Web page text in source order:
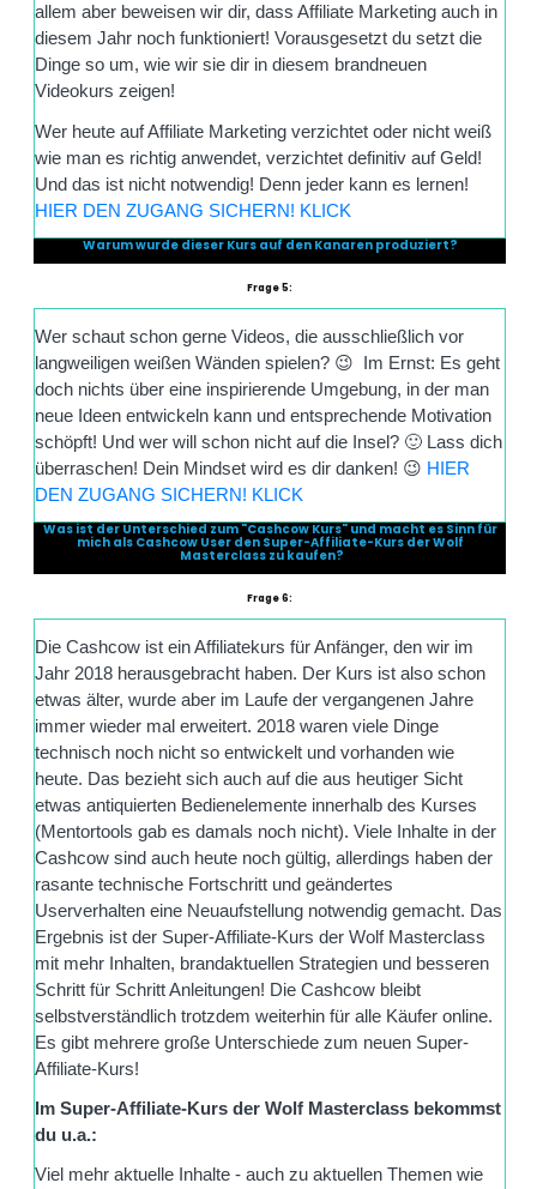
allem aber beweisen wir dir, dass Affiliate Marketing auch in
diesem Jahr noch funktioniert! Vorausgesetzt du setzt die
Dinge so um, wie wir sie dir in diesem brandneuen
Videokurs zeigen!
Wer heute auf Affiliate Marketing verzichtet oder nicht weiß
wie man es richtig anwendet, verzichtet definitiv auf Geld!
Und das ist nicht notwendig! Denn jeder kann es lernen!
HIER DEN ZUGANG SICHERN! KLICK
Warum wurde dieser Kurs auf den Kanaren produziert?
Frage 5:
Wer schaut schon gerne Videos, die ausschließlich vor
langweiligen weißen Wänden spielen? 😉 Im Ernst: Es geht
doch nichts über eine inspirierende Umgebung, in der man
neue Ideen entwickeln kann und entsprechende Motivation
schöpft! Und wer will schon nicht auf die Insel? 🙂 Lass dich
überraschen! Dein Mindset wird es dir danken! 😉 HIER
DEN ZUGANG SICHERN! KLICK
Was ist der Unterschied zum "Cashcow Kurs" und macht es Sinn für
mich als Cashcow User den Super-Affiliate-Kurs der Wolf
Masterclass zu kaufen?
Frage 6:
Die Cashcow ist ein Affiliatekurs für Anfänger, den wir im
Jahr 2018 herausgebracht haben. Der Kurs ist also schon
etwas älter, wurde aber im Laufe der vergangenen Jahre
immer wieder mal erweitert. 2018 waren viele Dinge
technisch noch nicht so entwickelt und vorhanden wie
heute. Das bezieht sich auch auf die aus heutiger Sicht
etwas antiquierten Bedienelemente innerhalb des Kurses
(Mentortools gab es damals noch nicht). Viele Inhalte in der
Cashcow sind auch heute noch gültig, allerdings haben der
rasante technische Fortschritt und geändertes
Userverhalten eine Neuaufstellung notwendig gemacht. Das
Ergebnis ist der Super-Affiliate-Kurs der Wolf Masterclass
mit mehr Inhalten, brandaktuellen Strategien und besseren
Schritt für Schritt Anleitungen! Die Cashcow bleibt
selbstverständlich trotzdem weiterhin für alle Käufer online.
Es gibt mehrere große Unterschiede zum neuen Super-
Affiliate-Kurs!
Im Super-Affiliate-Kurs der Wolf Masterclass bekommst
du u.a.:
Viel mehr aktuelle Inhalte - auch zu aktuellen Themen wie